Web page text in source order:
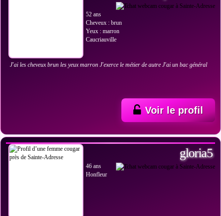
52 ans
Cheveux : brun
Yeux : marron
Caucriauville
J'ai les cheveux brun les yeux marron J'exerce le métier de autre J'ai un bac général
Voir le profil
gloria5
46 ans
Honfleur